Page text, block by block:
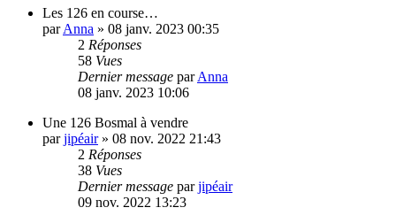
Les 126 en course…
parAnna » 08 janv. 2023 00:35
2 Réponses
58 Vues
Dernier message parAnna
08 janv. 2023 10:06
Une 126 Bosmal à vendre
parjipéair» 08 nov. 2022 21:43
2 Réponses
38 Vues
Dernier message parjipéair
09 nov. 2022 13:23